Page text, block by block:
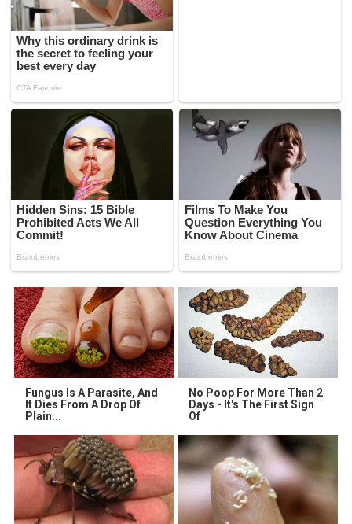
Fungus Is A Parasite, And
It Dies From A Drop Of
Plain...
No Poop For More Than 2
Days - It's The First Sign
Of